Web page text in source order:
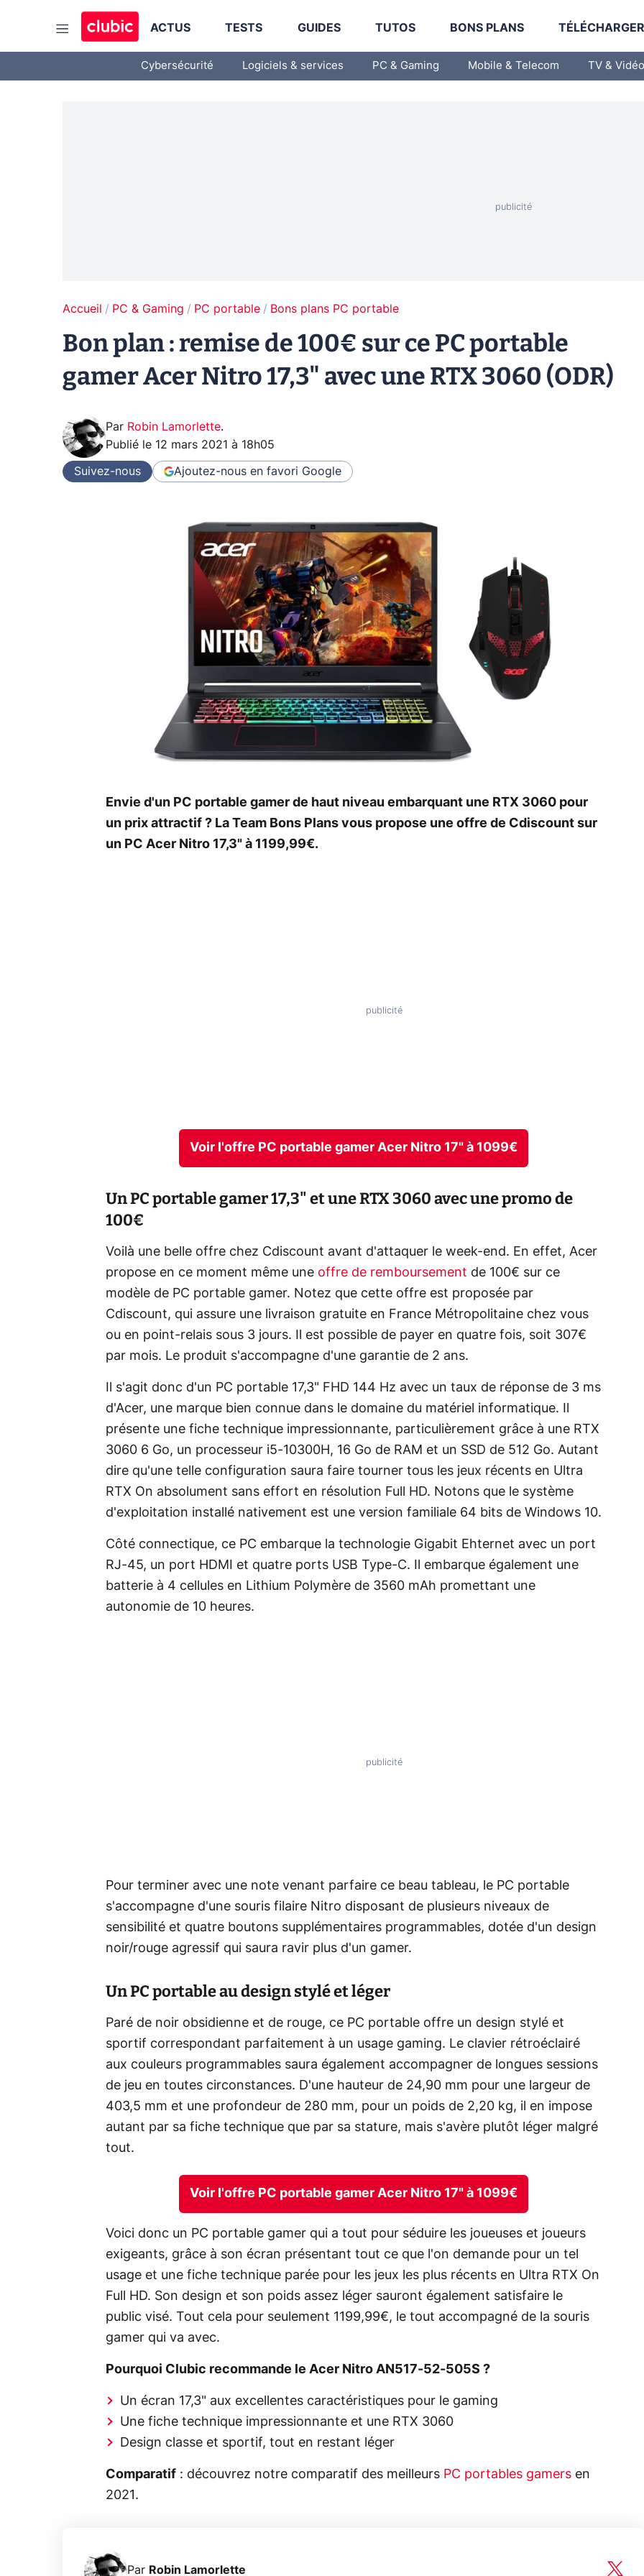
ACTUS TESTS GUIDES TUTOS BONS PLANS TÉLÉCHARGER
Cybersécurité Logiciels & services PC & Gaming Mobile & Telecom TV & Vidéo
Accueil PC & Gaming PC portable Bons plans PC portable
Bon plan : remise de 100€ sur ce PC portable
gamer Acer Nitro 17,3" avec une RTX 3060 (ODR)
Par Robin Lamorlette.
Publié le 12 mars 2021 à 18h05
Suivez-nous Ajoutez-nous en favori Google
Envie d'un PC portable gamer de haut niveau embarquant une RTX 3060 pour
un prix attractif ? La Team Bons Plans vous propose une offre de Cdiscount sur
un PC Acer Nitro 17,3" à 1199,99€.
Voir l'offre PC portable gamer Acer Nitro 17" à 1099€
Un PC portable gamer 17,3" et une RTX 3060 avec une promo de
100€
Voilà une belle offre chez Cdiscount avant d'attaquer le week-end. En effet, Acer
propose en ce moment même une offre de remboursement de 100€ sur ce
modèle de PC portable gamer. Notez que cette offre est proposée par
Cdiscount, qui assure une livraison gratuite en France Métropolitaine chez vous
ou en point-relais sous 3 jours. Il est possible de payer en quatre fois, soit 307€
par mois. Le produit s'accompagne d'une garantie de 2 ans.
Il s'agit donc d'un PC portable 17,3" FHD 144 Hz avec un taux de réponse de 3 ms
d'Acer, une marque bien connue dans le domaine du matériel informatique. Il
présente une fiche technique impressionnante, particulièrement grâce à une RTX
3060 6 Go, un processeur i5-10300H, 16 Go de RAM et un SSD de 512 Go. Autant
dire qu'une telle configuration saura faire tourner tous les jeux récents en Ultra
RTX On absolument sans effort en résolution Full HD. Notons que le système
d'exploitation installé nativement est une version familiale 64 bits de Windows 10.
Côté connectique, ce PC embarque la technologie Gigabit Ehternet avec un port
RJ-45, un port HDMI et quatre ports USB Type-C. Il embarque également une
batterie à 4 cellules en Lithium Polymère de 3560 mAh promettant une
autonomie de 10 heures.
Pour terminer avec une note venant parfaire ce beau tableau, le PC portable
s'accompagne d'une souris filaire Nitro disposant de plusieurs niveaux de
sensibilité et quatre boutons supplémentaires programmables, dotée d'un design
noir/rouge agressif qui saura ravir plus d'un gamer.
Un PC portable au design stylé et léger
Paré de noir obsidienne et de rouge, ce PC portable offre un design stylé et
sportif correspondant parfaitement à un usage gaming. Le clavier rétroéclairé
aux couleurs programmables saura également accompagner de longues sessions
de jeu en toutes circonstances. D'une hauteur de 24,90 mm pour une largeur de
403,5 mm et une profondeur de 280 mm, pour un poids de 2,20 kg, il en impose
autant par sa fiche technique que par sa stature, mais s'avère plutôt léger malgré
tout.
Voir l'offre PC portable gamer Acer Nitro 17" à 1099€
Voici donc un PC portable gamer qui a tout pour séduire les joueuses et joueurs
exigeants, grâce à son écran présentant tout ce que l'on demande pour un tel
usage et une fiche technique parée pour les jeux les plus récents en Ultra RTX On
Full HD. Son design et son poids assez léger sauront également satisfaire le
public visé. Tout cela pour seulement 1199,99€, le tout accompagné de la souris
gamer qui va avec.
Pourquoi Clubic recommande le Acer Nitro AN517-52-505S ?
Un écran 17,3" aux excellentes caractéristiques pour le gaming
Une fiche technique impressionnante et une RTX 3060
Design classe et sportif, tout en restant léger
Comparatif : découvrez notre comparatif des meilleurs PC portables gamers en
2021.
Par Robin Lamorlette